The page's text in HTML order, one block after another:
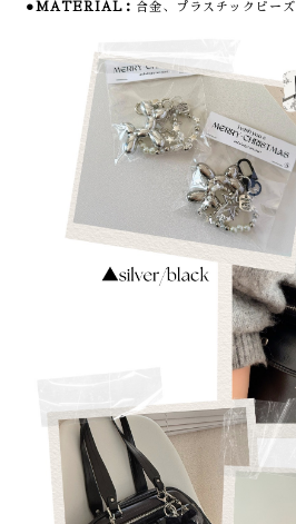
⚫︎MATERIAL： 合金、プラスチックビーズ